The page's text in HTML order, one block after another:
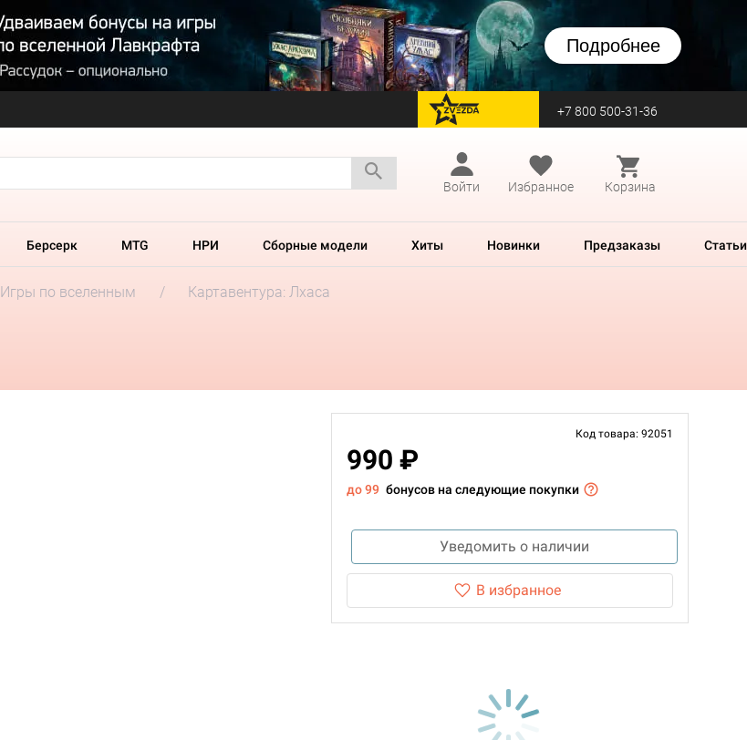
Подробнее
перейти на Zvezda +7 800 500-31-36
Войти
Избранное Корзина
Берсерк MTG НРИ Сборные модели Хиты Новинки Предзаказы Статьи
Игры по вселенным Картавентура: Лхаса
Код товара: 92051
990 ₽
до 99 бонусов на следующие покупки
Уведомить о наличии
В избранное